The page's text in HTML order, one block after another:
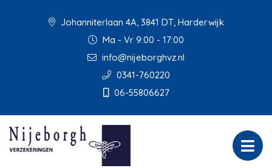
Johanniterlaan 4A, 3841 DT, Harderwijk
Ma - Vr 9:00 - 17:00
info@nijeborghvz.nl
0341-760220
06-55806627